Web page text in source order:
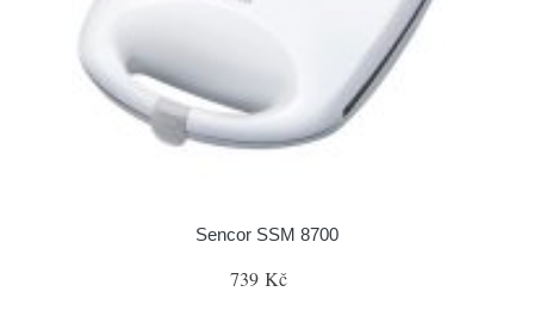
Sencor SSM 8700
739 Kč